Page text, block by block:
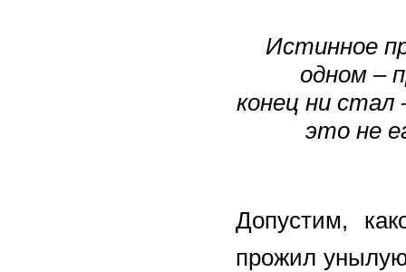
Истинное
одном –
конец ни стал
это не
Допустим,
прожил